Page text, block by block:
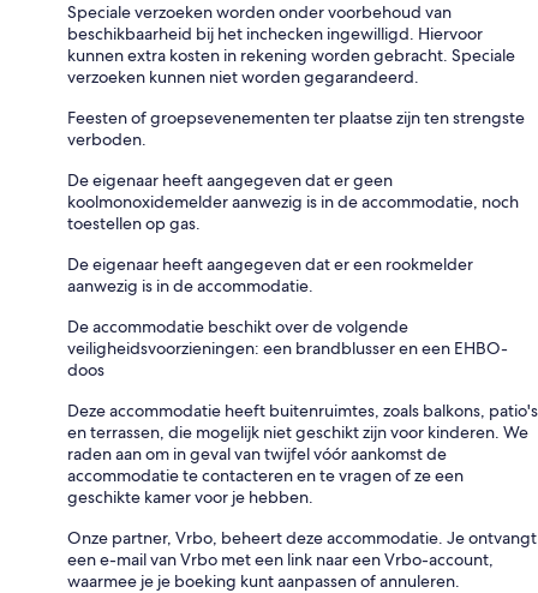
Speciale verzoeken worden onder voorbehoud van
beschikbaarheid bij het inchecken ingewilligd. Hiervoor
kunnen extra kosten in rekening worden gebracht. Speciale
verzoeken kunnen niet worden gegarandeerd.
Feesten of groepsevenementen ter plaatse zijn ten strengste
verboden.
De eigenaar heeft aangegeven dat er geen
koolmonoxidemelder aanwezig is in de accommodatie, noch
toestellen op gas.
De eigenaar heeft aangegeven dat er een rookmelder
aanwezig is in de accommodatie.
De accommodatie beschikt over de volgende
veiligheidsvoorzieningen: een brandblusser en een EHBO-
doos
Deze accommodatie heeft buitenruimtes, zoals balkons, patio's
en terrassen, die mogelijk niet geschikt zijn voor kinderen. We
raden aan om in geval van twijfel vóór aankomst de
accommodatie te contacteren en te vragen of ze een
geschikte kamer voor je hebben.
Onze partner, Vrbo, beheert deze accommodatie. Je ontvangt
een e-mail van Vrbo met een link naar een Vrbo-account,
waarmee je je boeking kunt aanpassen of annuleren.